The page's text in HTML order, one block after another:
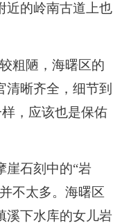
的岭南古道上也
粗陋，海曙区的
清晰齐全，细节到
，应该也是保佑
石刻中的“岩
不太多。海曙区
溪下水库的女儿岩